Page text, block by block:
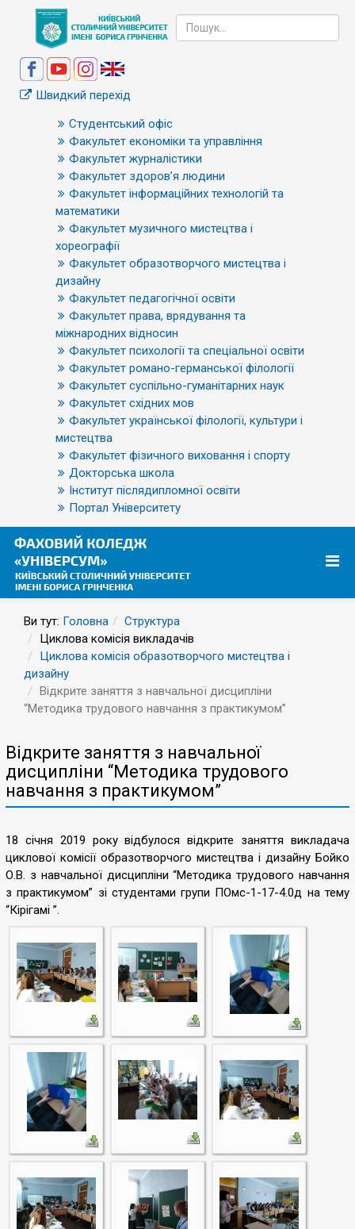
Швидкий перехід
Студентський офіс
Факультет економіки та управління
Факультет журналістики
Факультет здоров’я людини
Факультет інформаційних технологій та
математики
Факультет музичного мистецтва і
хореографії
Факультет образотворчого мистецтва і
дизайну
Факультет педагогічної освіти
Факультет права, врядування та
міжнародних відносин
Факультет психології та спеціальної освіти
Факультет романо-германської філології
Факультет суспільно-гуманітарних наук
Факультет східних мов
Факультет української філології, культури і
мистецтва
Факультет фізичного виховання і спорту
Докторська школа
Інститут післядипломної освіти
Портал Університету
Ви тут: Головна
Структура
Циклова комісія викладачів
Циклова комісія образотворчого мистецтва і
дизайну
Відкрите заняття з навчальної дисципліни
“Методика трудового навчання з практикумом”
Відкрите заняття з навчальної
дисципліни “Методика трудового
навчання з практикумом”
18 січня 2019 року відбулося відкрите заняття викладача
циклової комісії образотворчого мистецтва і дизайну Бойко
О.В. з навчальної дисципліни “Методика трудового навчання
з практикумом” зі студентами групи ПОмс-1-17-4.0д на тему
“Кірігамі ”.